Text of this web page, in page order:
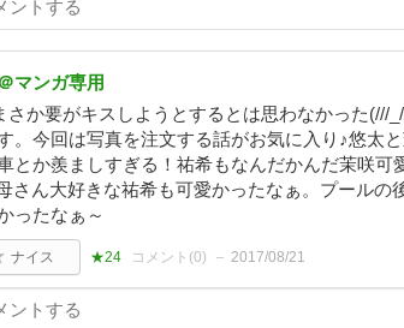
マンガ専用
さか要がキスしようとするとは思わなかった(///
。今回は写真を注文する話がお気に入り♪悠太
とか羨ましすぎる！祐希もなんだかんだ茉咲可
さん大好きな祐希も可愛かったなぁ。プールの
ったなぁ～
ナイス ★24 コメント(0) 2017/08/21